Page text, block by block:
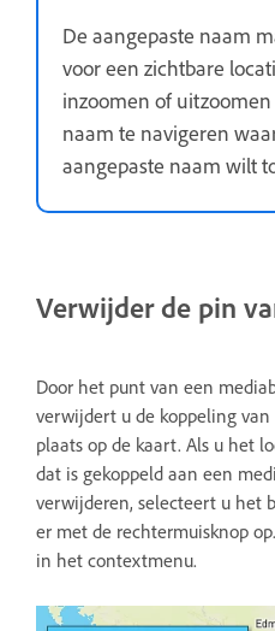
De aangepaste naam
voor een zichtbare
inzoomen of
naam te navigeren
aangepaste naam wilt
Verwijder de pin
Door het punt van een
verwijdert u de koppeling
plaats op de kaart. Als u het
dat is gekoppeld aan een
verwijderen, selecteert u het
er met de rechtermuisknop
in het contextmenu.